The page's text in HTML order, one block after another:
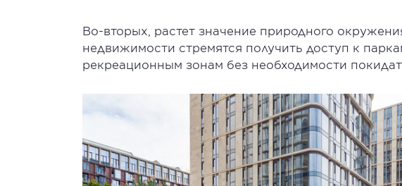
Во-вторых, растет значение природного
недвижимости стремятся получить доступ к
рекреационным зонам без необходимости